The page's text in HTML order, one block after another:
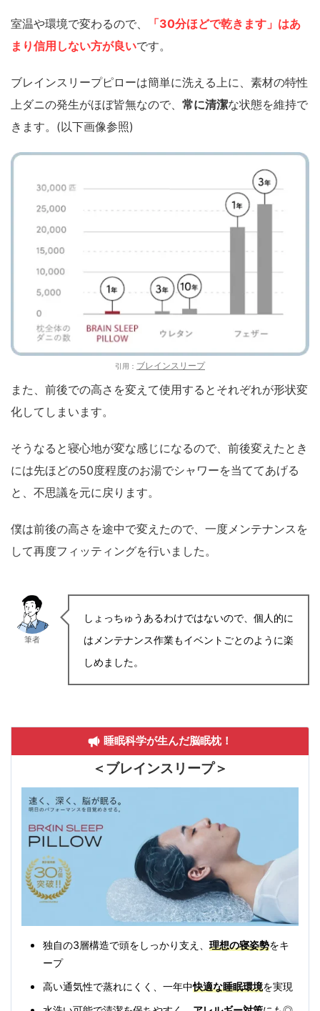
室温や環境で変わるので、
「30分ほどで乾きます」はあ
まり信用しない方が良いです。
ブレインスリープピローは簡単に洗える上に、素材の特性
上ダニの発生がほぼ皆無なので、 常に清潔な状態を維持で
きます。(以下画像参照)
引用： ブレインスリープ
また、前後での高さを変えて使用するとそれぞれが形状変
化してしまいます。
そうなると寝心地が変な感じになるので、 前後変えたとき
には先ほどの50度程度のお湯でシャワーを当ててあげる
と、不思議を元に戻ります。
僕は前後の高さを途中で変えたので、一度メンテナンスを
して再度フィッティングを行いました。
筆者
しょっちゅうあるわけではないので、個人的に
はメンテナンス作業もイベントごとのように楽
しめました。
睡眠科学が生んだ脳眠枕！
＜ブレインスリープ＞
独自の3層構造で頭をしっかり支え、 理想の寝姿勢をキ
ープ
高い通気性で蒸れにくく、一年中快適な睡眠環境を実現